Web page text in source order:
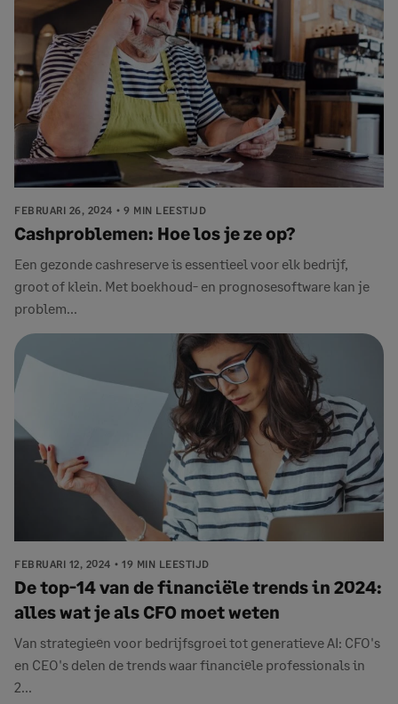
FEBRUARI 26, 2024 9 MIN LEESTIJD
Cashproblemen: Hoe los je ze op?
Een gezonde cashreserve is essentieel voor elk bedrijf,
groot of klein. Met boekhoud- en prognosesoftware kan je
problem...
FEBRUARI 12, 2024 19 MIN LEESTIJD
De top-14 van de financiële trends in 2024:
alles wat je als CFO moet weten
Van strategieën voor bedrijfsgroei tot generatieve AI: CFO's
en CEO's delen de trends waar financiële professionals in
2...